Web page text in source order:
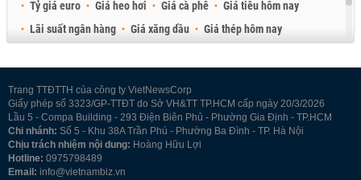
Tỷ giá euro
Giá heo hơi Giá cà phê
Giá tiêu hôm nay
Lãi suất ngân hàng
Giá xăng dầu
Giá thép hôm nay
Trang TTĐTTH của công ty VietNewsCorp
Giấy phép số 3323/GP-TTĐT do Sở VH&TT TP.HCM cấp ngày 20/3/2026
Lầu 5 - Compa Building - 293 Điện Biên Phủ - Phường Gia Định - TP.HCM
Chi nhánh: Số 5 - Khu 38A Trần Phú - Phường Ba Đình - TP. Hà Nội
Chịu trách nhiệm nội dung: Hoàng Hữu Lợi
Hotline: 0975798489
Email: info@vietnambiz.vn